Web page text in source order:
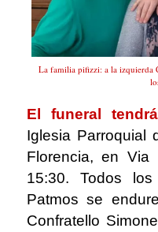
La familia pifizzi: a la izquierda
El funeral
Iglesia Parroquial
Florencia, en
15:30. Todos
Patmos se
Confratello